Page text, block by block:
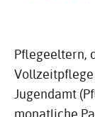
Pflegeeltern,
Jugendamt